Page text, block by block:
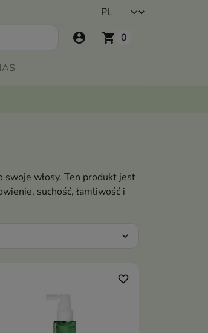
account_circle shopping_cart 0
swoje włosy. Ten produkt jest
suchość, łamliwość i
expand_more
favorite_border